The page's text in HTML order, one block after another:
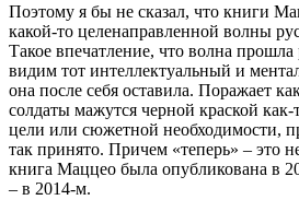
Поэтому я бы не сказал, что книги
какой-то целенаправленной волны
Такое впечатление, что волна
видим тот интеллектуальный и
она после себя оставила. Поражает
солдаты мажутся черной краской как-
цели или сюжетной необходимости,
так принято. Причем «теперь» – это
книга Маццео была опубликована в
– в 2014-м.